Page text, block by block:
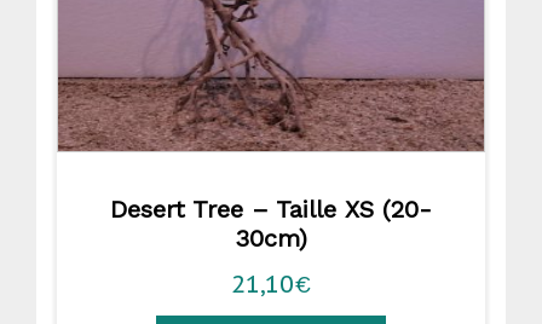
Desert Tree – Taille XS (20-
30cm)
21,10€